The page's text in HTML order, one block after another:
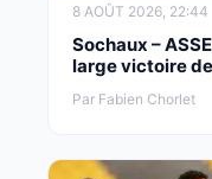
8 AOÛT 2026, 22:44
Sochaux –
large victoire
Par Fabien Chorlet